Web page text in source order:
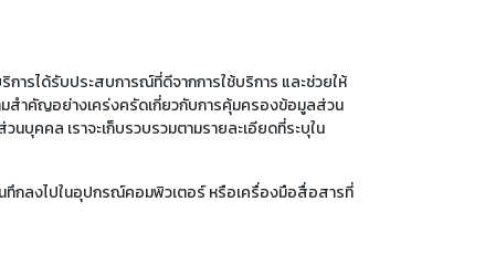
การได้รับประสบการณ์ที่ดีจากการใช้บริการ และช่วยให้
มสำคัญอย่างเคร่งครัดเกี่ยวกับการคุ้มครองข้อมูลส่วน
คคล เราจะเก็บรวบรวมตามรายละเอียดที่ระบุใน
บันทึกลงไปในอุปกรณ์คอมพิวเตอร์ หรือเครื่องมือสื่อสารที่